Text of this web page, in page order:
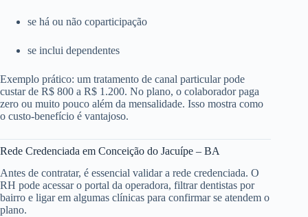
se há ou não coparticipação
se inclui dependentes
Exemplo prático: um tratamento de canal particular pode
custar de R$ 800 a R$ 1.200. No plano, o colaborador paga
zero ou muito pouco além da mensalidade. Isso mostra como
o custo-benefício é vantajoso.
Rede Credenciada em Conceição do Jacuípe – BA
Antes de contratar, é essencial validar a rede credenciada. O
RH pode acessar o portal da operadora, filtrar dentistas por
bairro e ligar em algumas clínicas para confirmar se atendem o
plano.